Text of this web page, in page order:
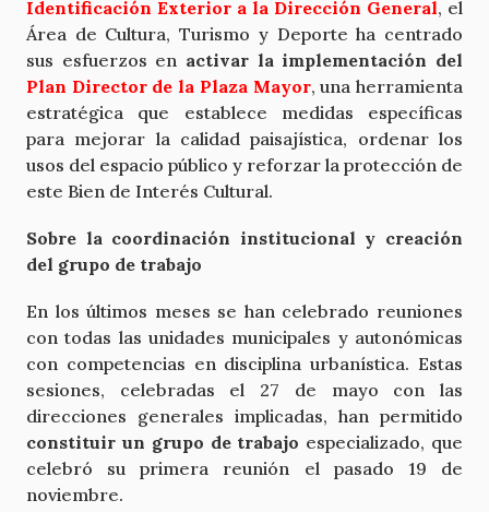
Identificación Exterior a la Dirección General, el
Área de Cultura, Turismo y Deporte ha centrado
sus esfuerzos en activar la implementación del
Plan Director de la Plaza Mayor, una herramienta
estratégica que establece medidas específicas
para mejorar la calidad paisajística, ordenar los
usos del espacio público y reforzar la protección de
este Bien de Interés Cultural.
Sobre la coordinación institucional y creación
del grupo de trabajo
En los últimos meses se han celebrado reuniones
con todas las unidades municipales y autonómicas
con competencias en disciplina urbanística. Estas
sesiones, celebradas el 27 de mayo con las
direcciones generales implicadas, han permitido
constituir un grupo de trabajo especializado, que
celebró su primera reunión el pasado 19 de
noviembre.